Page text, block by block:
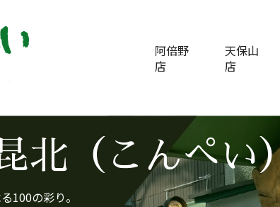
阿倍野
店
天保山
店
北（こんぺい
100の彩り。